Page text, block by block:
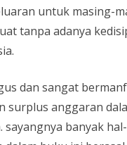
untuk masing-
tanpa adanya
dan sangat
surplus anggaran
sayangnya banyak